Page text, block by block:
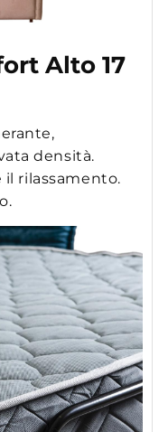
Alto 17
densità.
il rilassamento.